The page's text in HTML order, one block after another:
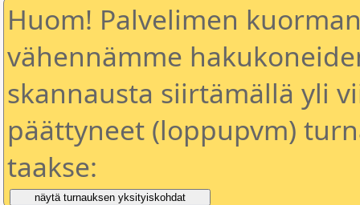
Huom! Palvelimen
vähennämme
skannausta siirtämällä yli
päättyneet (loppupvm)
taakse: